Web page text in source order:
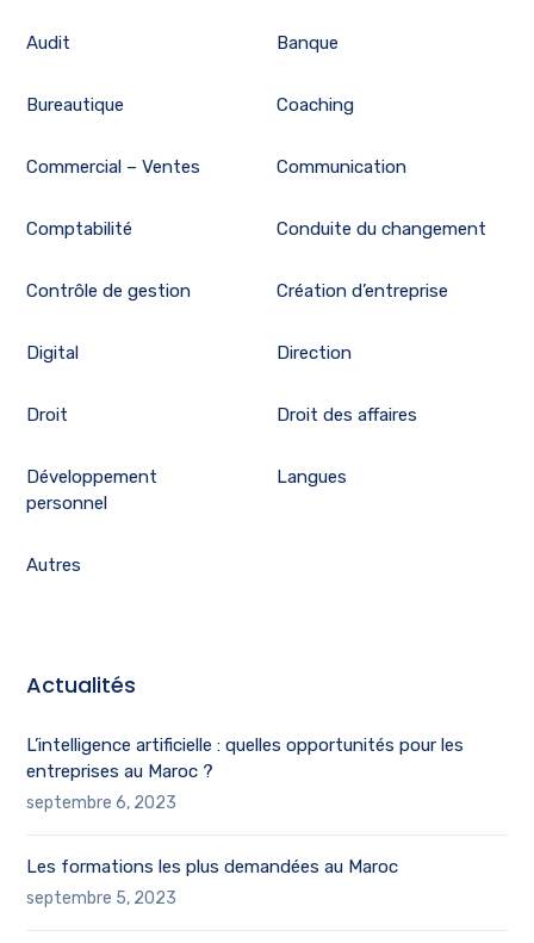
Audit Banque
Bureautique Coaching
Commercial – Ventes Communication
Comptabilité Conduite du changement
Contrôle de gestion Création d’entreprise
Digital Direction
Droit Droit des affaires
Développement
personnel
Langues
Autres
Actualités
L’intelligence artificielle : quelles opportunités pour les
entreprises au Maroc ?
septembre 6, 2023
Les formations les plus demandées au Maroc
septembre 5, 2023